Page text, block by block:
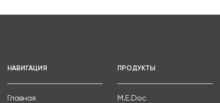
НАВИГАЦИЯ
Главная
ПРОДУКТЫ
M.E.Doc